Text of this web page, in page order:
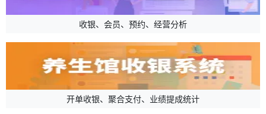
收银、会员、预约、经营分析
开单收银、聚合支付、业绩提成统计